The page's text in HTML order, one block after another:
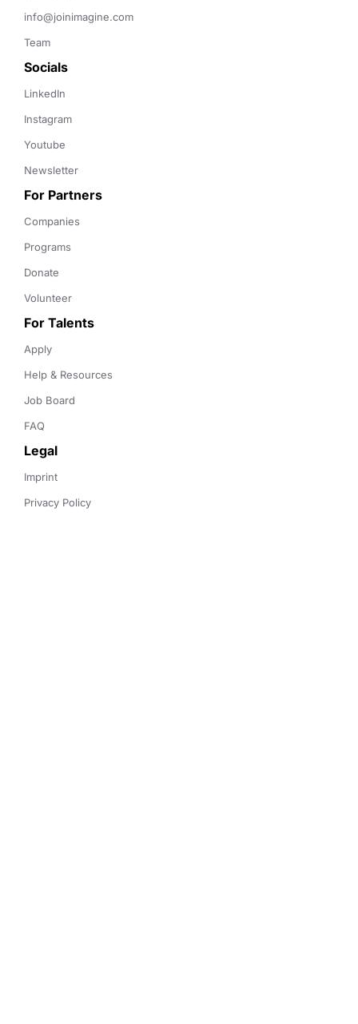
info@joinimagine.com
Team
Socials
LinkedIn
Instagram
Youtube
Newsletter
For Partners
Companies
Programs
Donate
Volunteer
For Talents
Apply
Help & Resources
Job Board
FAQ
Legal
Imprint
Privacy Policy